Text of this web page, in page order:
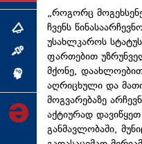
თემა
ინტერვიუ
ინქვიზიცია
„როგორც
ჩვენს
უსახლკაროს
ფართებით
მქონე,
აღრიცხული და
მოგვარებაზე
აქტიურად
განმავლობაში,